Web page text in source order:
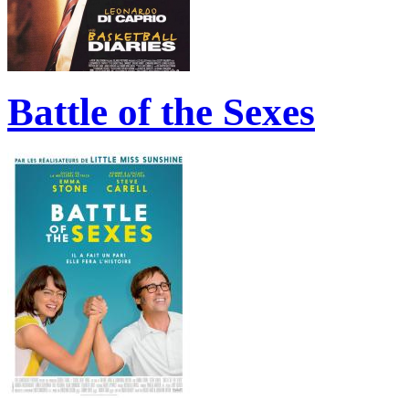
Battle of the Sexes